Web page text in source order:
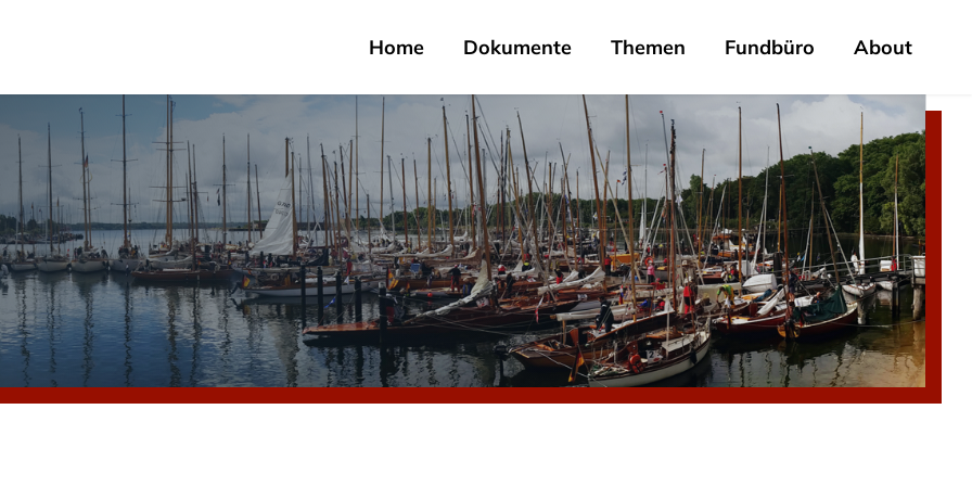
Home Dokumente Themen Fundbüro About